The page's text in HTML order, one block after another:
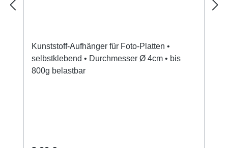
Kunststoff-Aufhänger für Foto-Platten •
selbstklebend • Durchmesser Ø 4cm • bis
800g belastbar